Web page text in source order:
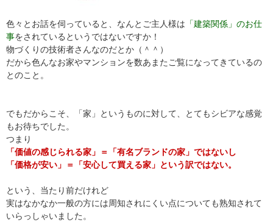
色々とお話を伺っていると、なんとご主人様は 「建築関係」のお仕
事をされているというではないですか！
物づくりの技術者さんなのだとか（＾＾）
だから色んなお家やマンションを数あまたご覧になってきているの
とのこと。
でもだからこそ、「家」というものに対して、とてもシビアな感覚
もお待ちでした。
つまり
「価値の感じられる家」＝「有名ブランドの家」ではないし
「価格が安い」＝「安心して買える家」という訳ではない。
という、当たり前だけれど
実はなかなか一般の方には周知されにくい点についても熟知されて
いらっしゃいました。